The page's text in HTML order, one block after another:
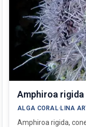
Amphiroa rigida
ALGA CORAL·LINA
Amphiroa rigida,